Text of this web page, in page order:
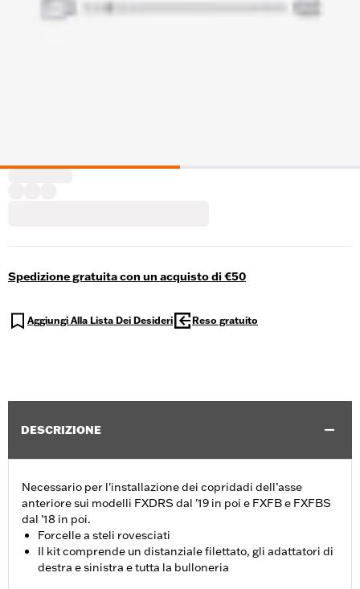
Spedizione gratuita con un acquisto di €50
Aggiungi Alla Lista Dei Desideri Reso gratuito
DESCRIZIONE
Necessario per l'installazione dei copridadi dell’asse
anteriore sui modelli FXDRS dal '19 in poi e FXFB e FXFBS
dal '18 in poi.
Forcelle a steli rovesciati
Il kit comprende un distanziale filettato, gli adattatori di
destra e sinistra e tutta la bulloneria